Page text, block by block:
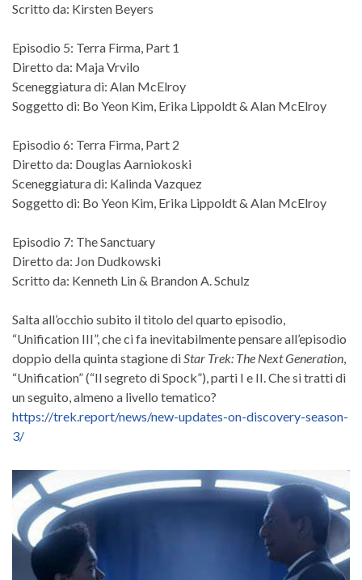
Scritto da: Kirsten Beyers
Episodio 5: Terra Firma, Part 1
Diretto da: Maja Vrvilo
Sceneggiatura di: Alan McElroy
Soggetto di: Bo Yeon Kim, Erika Lippoldt & Alan McElroy
Episodio 6: Terra Firma, Part 2
Diretto da: Douglas Aarniokoski
Sceneggiatura di: Kalinda Vazquez
Soggetto di: Bo Yeon Kim, Erika Lippoldt & Alan McElroy
Episodio 7: The Sanctuary
Diretto da: Jon Dudkowski
Scritto da: Kenneth Lin & Brandon A. Schulz
Salta all’occhio subito il titolo del quarto episodio,
“Unification III”, che ci fa inevitabilmente pensare all’episodio
doppio della quinta stagione diStar Trek: The Next Generation,
“Unification” (“Il segreto di Spock”), parti I e II. Che si tratti di
un seguito, almeno a livello tematico?
https://trek.report/news/new-updates-on-discovery-season-
3/